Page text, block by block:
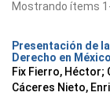
Mostrando ítems
Presentación de
Derecho en México
Fix Fierro, Héctor;
Cáceres Nieto,